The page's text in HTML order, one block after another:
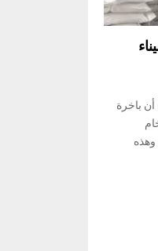
أن باخرة
وهذه